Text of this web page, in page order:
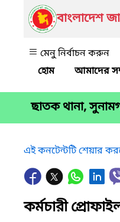
বাংলাদেশ
মেনু নির্বাচন করুন
আমাদের
ছাতক থানা,
এই কনটেন্টটি শেয়ার
কর্মচারী